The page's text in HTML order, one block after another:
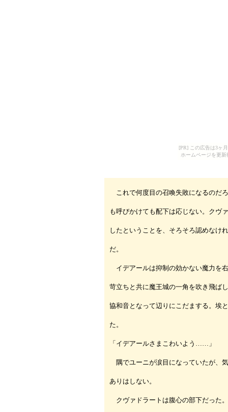
[PR] この広告は3ヶ
ホームページを更
これで何度目の召喚失敗になるのだ
も呼びかけても配下は応じない。クヴ
したということを、そろそろ認めなけ
だ。
イデアールは抑制の効かない魔力を
苛立ちと共に魔王城の一角を吹き飛ば
協和音となって辺りにこだまする。埃
た。
「イデアールさまこわいよう……」
隅でユーニが涙目になっていたが、
ありはしない。
クヴァドラートは腹心の部下だった